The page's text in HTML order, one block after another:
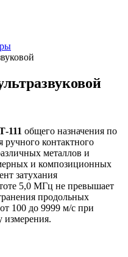
111 общего назначения по
контактного
металлов и
и композиционных
затухания
5,0 МГц не превышает
продольных
100 до 9999 м/с при
измерения.